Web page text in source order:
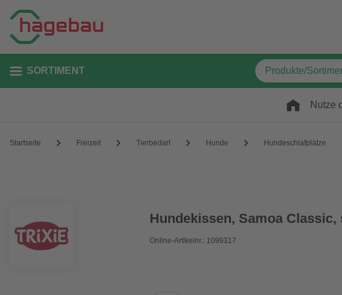
SORTIMENT
Nutze
Startseite Freizeit Tierbedarf Hunde Hundeschlafplätze
Hundekissen, Samoa Classic,
Online-Artikelnr.: 1099317